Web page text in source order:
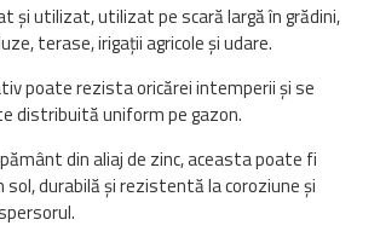
și utilizat, utilizat pe scară largă în grădini,
terase, irigații agricole și udare.
poate rezista oricărei intemperii și se
distribuită uniform pe gazon.
din aliaj de zinc, aceasta poate fi
sol, durabilă și rezistentă la coroziune și